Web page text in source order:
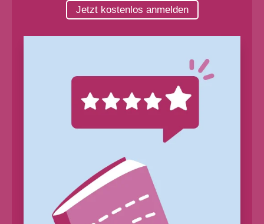
Jetzt kostenlos anmelden